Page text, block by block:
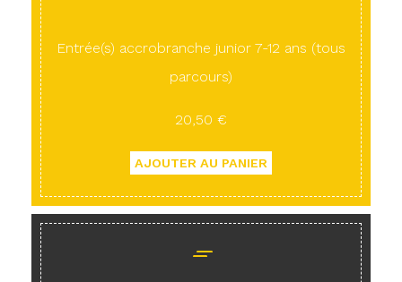
Entrée(s) accrobranche junior 7-12 ans (tous
parcours)
20,50 €